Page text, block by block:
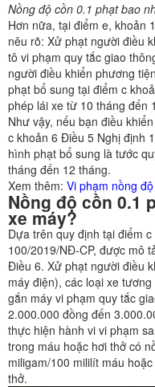
Nồng độ cồn 0.1 phạt bao
Hơn nữa, tại điểm e, khoản
nêu rõ: Xử phạt người điều
tô vi phạm quy tắc giao
người điều khiển phương
phạt bổ sung tại điểm c
phép lái xe từ 10 tháng đến
Như vậy, nếu bạn điều
c khoản 6 Điều 5 Nghị định
hình phạt bổ sung là tước
tháng đến 12 tháng.
Xem thêm: Vi phạm nồng
Nồng độ cồn 0.1
xe máy?
Dựa trên quy định tại điểm
100/2019/NĐ-CP, được mô
Điều 6. Xử phạt người điều
máy điện), các loại xe
gắn máy vi phạm quy tắc
2.000.000 đồng đến
thực hiện hành vi vi phạm
trong máu hoặc hơi thở có
miligam/100 mililít máu
thở.